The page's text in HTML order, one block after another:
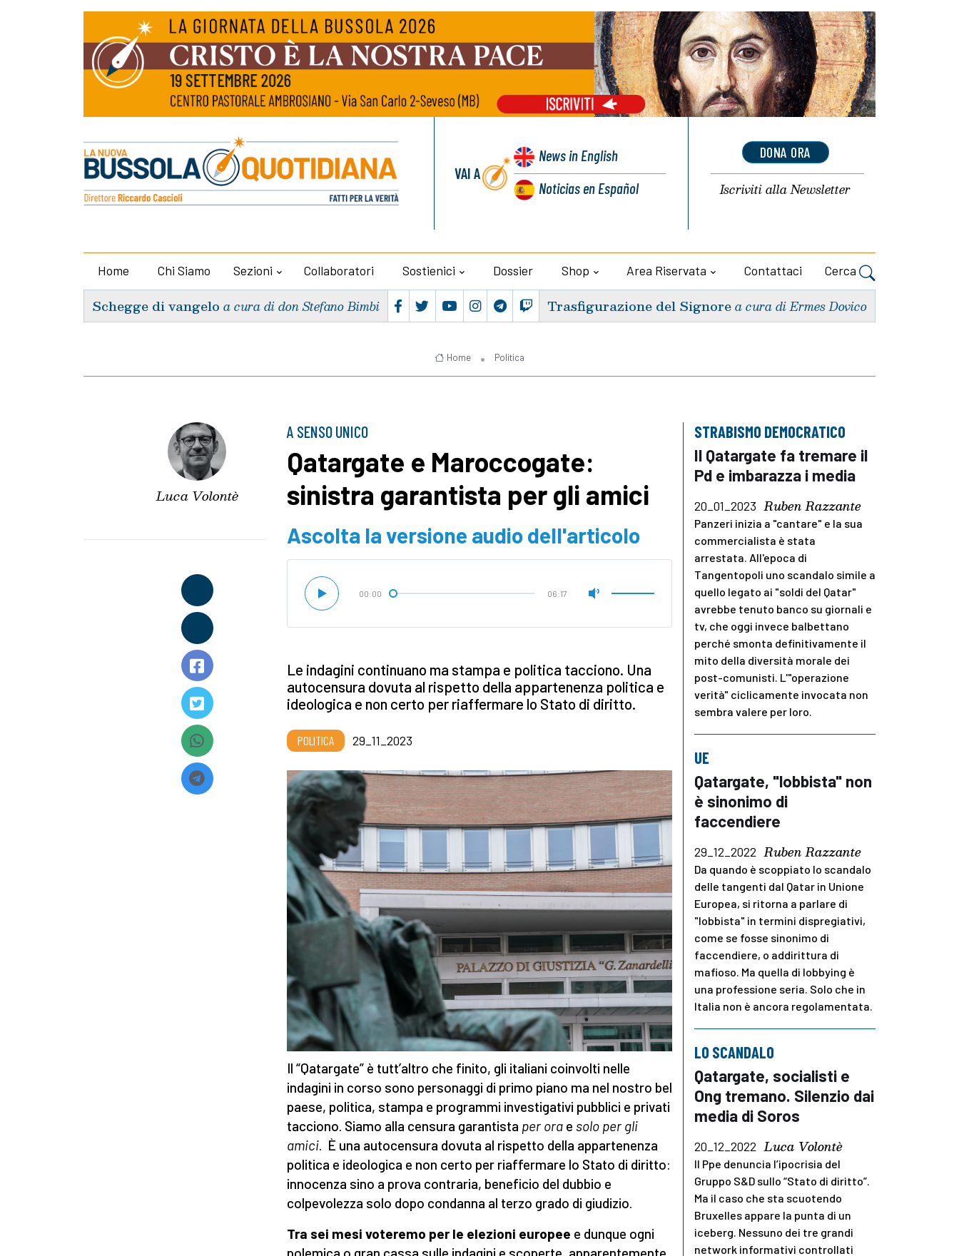
VAI A
Newsin English
Noticiasen Español
DONA ORA
Iscriviti allaNewsletter
Home Chi Siamo Sezioni Collaboratori Sostienici Dossier Shop Area Riservata Contattaci Cerca
Schegge di vangelo a cura di don Stefano Bimbi Trasfigurazione del Signorea cura di Ermes Dovico
Home Politica
Luca Volontè
A SENSO UNICO
Qatargate e Maroccogate:
sinistra garantista per gli amici
Ascolta la versione audio dell'articolo
00:00 06:17
Le indagini continuano ma stampa e politica tacciono. Una
autocensura dovuta al rispetto della appartenenza politica e
ideologica e non certo per riaffermare lo Stato di diritto.
POLITICA 29_11_2023
Il “Qatargate” è tutt’altro che finito, gli italiani coinvolti nelle
indagini in corso sono personaggi di primo piano ma nel nostro bel
paese, politica, stampa e programmi investigativi pubblici e privati
tacciono. Siamo alla censura garantista per ora e solo per gli
amici. È una autocensura dovuta al rispetto della appartenenza
politica e ideologica e non certo per riaffermare lo Stato di diritto:
innocenza sino a prova contraria, beneficio del dubbio e
colpevolezza solo dopo condanna al terzo grado di giudizio.
Tra sei mesi voteremo per le elezioni europee e dunque ogni
STRABISMO DEMOCRATICO
Il Qatargate fa tremare il
Pd e imbarazza i media
20_01_2023 Ruben Razzante
Panzeri inizia a "cantare" e la sua
commercialista è stata
arrestata. All'epoca di
Tangentopoli uno scandalo simile a
quello legato ai "soldi del Qatar"
avrebbe tenuto banco su giornali e
tv, che oggi invece balbettano
perché smonta definitivamente il
mito della diversità morale dei
post-comunisti. L'"operazione
verità" ciclicamente invocata non
sembra valere per loro.
UE
Qatargate, "lobbista" non
è sinonimo di
faccendiere
29_12_2022 Ruben Razzante
Da quando è scoppiato lo scandalo
delle tangenti dal Qatar in Unione
Europea, si ritorna a parlare di
"lobbista" in termini dispregiativi,
come se fosse sinonimo di
faccendiere, o addirittura di
mafioso. Ma quella di lobbying è
una professione seria. Solo che in
Italia non è ancora regolamentata.
LO SCANDALO
Qatargate, socialisti e
Ong tremano. Silenzio dai
media di Soros
20_12_2022 Luca Volontè
Il Ppe denuncia l’ipocrisia del
Gruppo S&D sullo “Stato di diritto”.
Ma il caso che sta scuotendo
Bruxelles appare la punta di un
iceberg. Nessuno dei tre grandi
network informativi controllati